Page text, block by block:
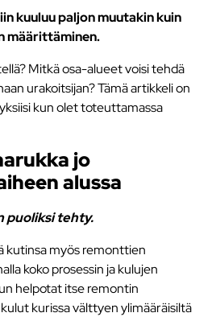
kuuluu paljon muutakin kuin
määrittäminen.
Mitkä osa-alueet voisi tehdä
urakoitsijan? Tämä artikkeli on
kun olet toteuttamassa
jo
alussa
puoliksi tehty.
kutinsa myös remonttien
koko prosessin ja kulujen
helpotat itse remontin
kurissa välttyen ylimääräisiltä